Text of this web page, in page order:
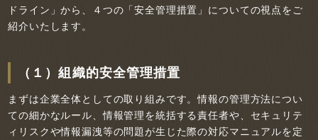
ドライン」から、４つの「安全管理措置」についての視点をご
紹介いたします。
（１）組織的安全管理措置
まずは企業全体としての取り組みです。情報の管理方法につい
ての細かなルール、情報管理を統括する責任者や、セキュリテ
ィリスクや情報漏洩等の問題が生じた際の対応マニュアルを定